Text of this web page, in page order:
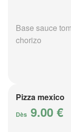
Base sauce
chorizo
Pizza mexico
Dès 9.00 €